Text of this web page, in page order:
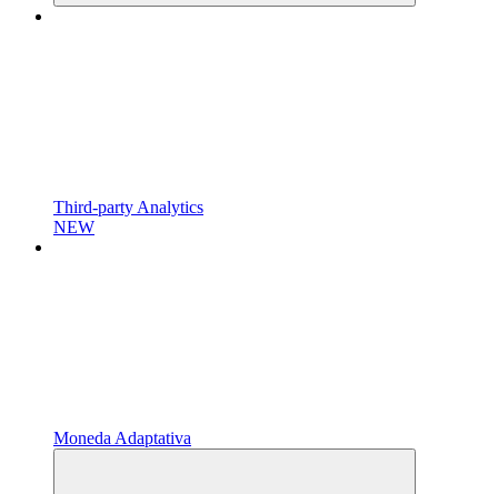
Third-party Analytics
NEW
Moneda Adaptativa